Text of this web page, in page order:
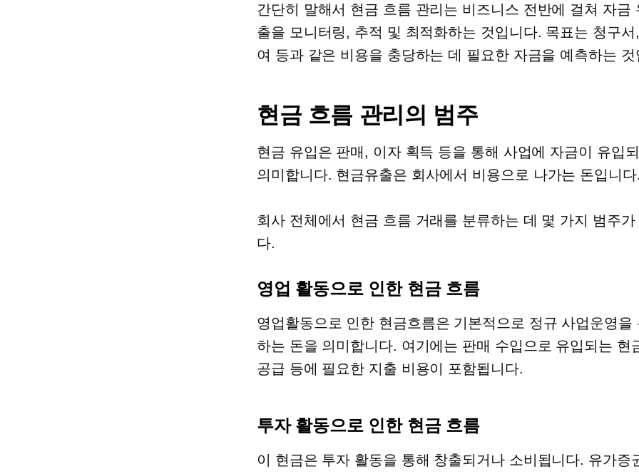
간단히 말해서 현금 흐름 관리는 비즈니스 전반에 걸쳐 자금
출을 모니터링, 추적 및 최적화하는 것입니다. 목표는 청구
여 등과 같은 비용을 충당하는 데 필요한 자금을 예측하는 것
현금 흐름 관리의 범주
현금 유입은 판매, 이자 획득 등을 통해 사업에 자금이 유입
의미합니다. 현금유출은 회사에서 비용으로 나가는 돈입니다.
회사 전체에서 현금 흐름 거래를 분류하는 데 몇 가지 범주가
다.
영업 활동으로 인한 현금 흐름
영업활동으로 인한 현금흐름은 기본적으로 정규 사업운영을
하는 돈을 의미합니다. 여기에는 판매 수입으로 유입되는 현
공급 등에 필요한 지출 비용이 포함됩니다.
투자 활동으로 인한 현금 흐름
이 현금은 투자 활동을 통해 창출되거나 소비됩니다. 유가증